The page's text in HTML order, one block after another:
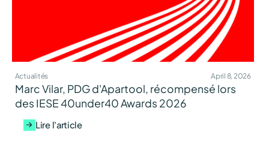
Actualités April 8, 2026
Marc Vilar, PDG d'Apartool, récompensé lors
des IESE 40under40 Awards 2026
Lire l'article